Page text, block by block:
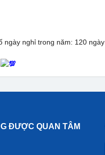
ngày nghỉ trong năm: 120 ngày
ĐƯỢC QUAN TÂM